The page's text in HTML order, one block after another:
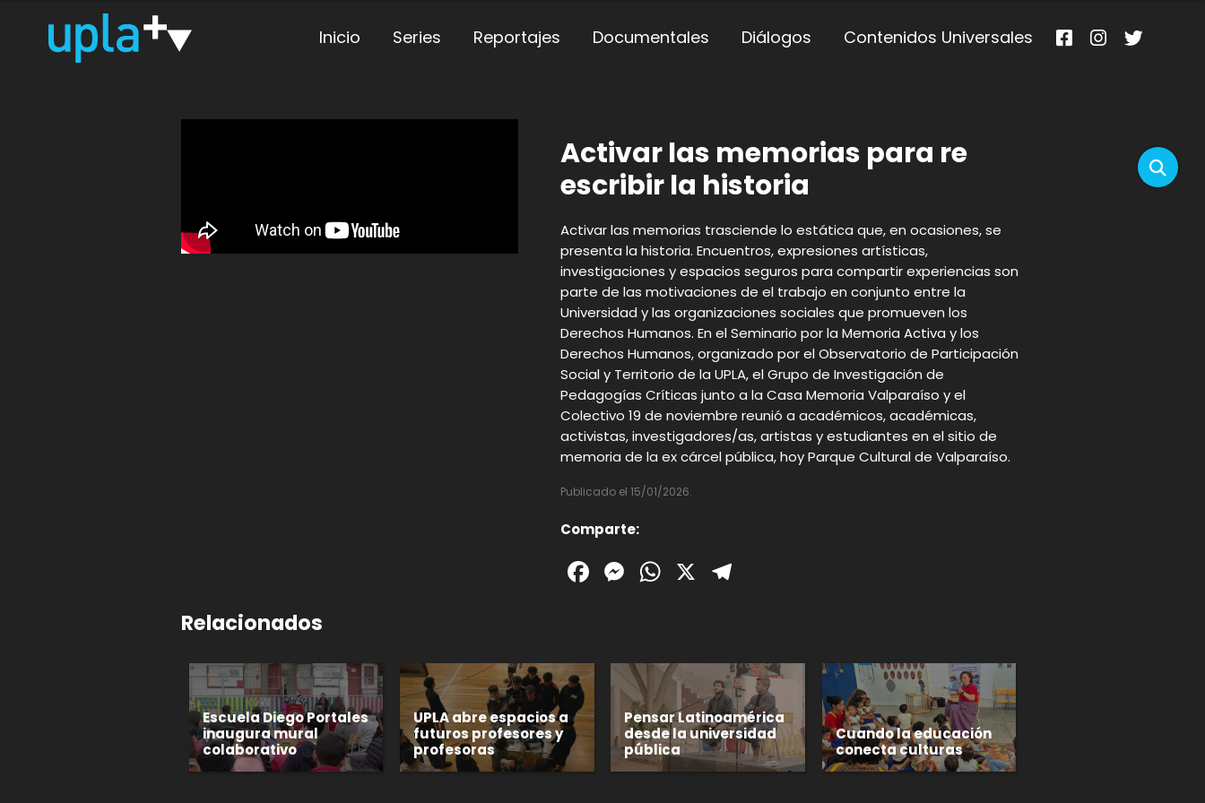
Inicio Series Reportajes Documentales Diálogos Contenidos Universales
Activar las memorias para re
escribir la historia
Activar las memorias trasciende lo estática que, en ocasiones, se
presenta la historia. Encuentros, expresiones artísticas,
investigaciones y espacios seguros para compartir experiencias son
parte de las motivaciones de el trabajo en conjunto entre la
Universidad y las organizaciones sociales que promueven los
Derechos Humanos. En el Seminario por la Memoria Activa y los
Derechos Humanos, organizado por el Observatorio de Participación
Social y Territorio de la UPLA, el Grupo de Investigación de
Pedagogías Críticas junto a la Casa Memoria Valparaíso y el
Colectivo 19 de noviembre reunió a académicos, académicas,
activistas, investigadores/as, artistas y estudiantes en el sitio de
memoria de la ex cárcel pública, hoy Parque Cultural de Valparaíso.
Publicado el 15/01/2026.
Comparte:
Facebook
Messenger
WhatsApp
X
Relacionados
Escuela Diego Portales
inaugura mural
colaborativo
UPLA abre espacios a
futuros profesores y
profesoras
Pensar Latinoamérica
desde la universidad
pública
Cuando la educación
conecta culturas